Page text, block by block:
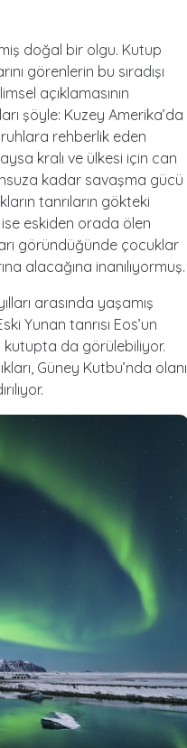
doğal bir olgu. Kutup
görenlerin bu sıradışı
açıklamasının
şöyle: Kuzey Amerika’da
ruhlara rehberlik eden
kralı ve ülkesi için can
kadar savaşma gücü
tanrıların gökteki
eskiden orada ölen
göründüğünde çocuklar
alacağına inanılıyormuş.
arasında yaşamış
Yunan tanrısı Eos’un
kutupta da görülebiliyor.
Güney Kutbu’nda olanı